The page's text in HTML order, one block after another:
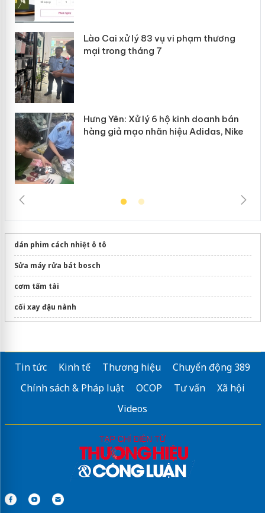
Lào Cai xử lý 83 vụ vi phạm thương
mại trong tháng 7
Hưng Yên: Xử lý 6 hộ kinh doanh bán
hàng giả mạo nhãn hiệu Adidas, Nike
dán phim cách nhiệt ô tô
Sửa máy rửa bát bosch
cơm tấm tài
cối xay đậu nành
Tin tức Kinh tế Thương hiệu
Chuyển động 389
Chính sách & Pháp luật
OCOP Tư vấn
Xã hội
Videos